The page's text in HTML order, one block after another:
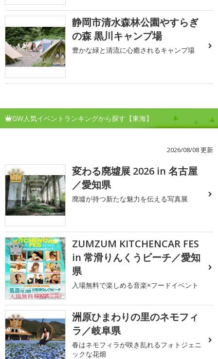
静岡市清水森林公園やすらぎ
の森 黒川キャンプ場
豊かな緑と清流に心癒されるキャンプ場
GW人気イベントランキングから探す【東海】
2026/08/08 更新
1
変わる廃墟展 2026 in 名古屋
／愛知県
廃墟が持つ新たな魅力を伝える写真展
2
ZUMZUM KITCHENCAR FES
in 常滑りんくうビーチ／愛知
県
入場無料で楽しめる音楽×フードイベント
3
洲原ひまわりの里のネモフィ
ラ／岐阜県
春はネモフィラが咲き乱れるフォトジェニ
ックな花畑